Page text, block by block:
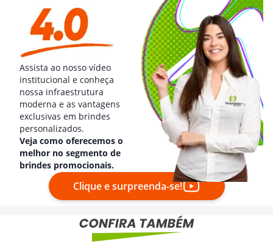
Assista ao nosso vídeo
institucional e conheça
nossa infraestrutura
moderna e as vantagens
exclusivas em brindes
personalizados.
Veja como oferecemos o
melhor no segmento de
brindes promocionais.
Clique e surpreenda-se!